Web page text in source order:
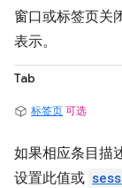
窗口或标签页关
表示。
Tab
标签页 可选
如果相应条目描
设置此值或